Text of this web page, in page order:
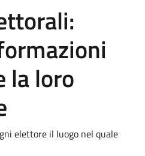
la loro
elettore il luogo nel quale